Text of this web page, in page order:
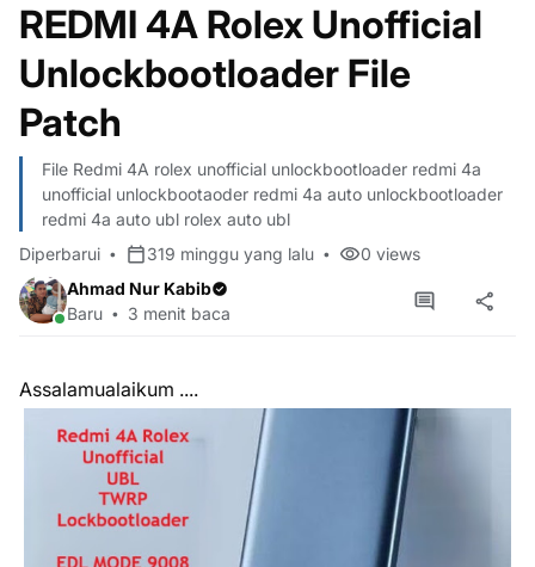
REDMI 4A Rolex Unofficial
Unlockbootloader File
Patch
File Redmi 4A rolex unofficial unlockbootloader redmi 4a
unofficial unlockbootaoder redmi 4a auto unlockbootloader
redmi 4a auto ubl rolex auto ubl
Diperbarui
319 minggu yang lalu 0 views
Ahmad Nur Kabib
Baru
3 menit baca
Assalamualaikum ....